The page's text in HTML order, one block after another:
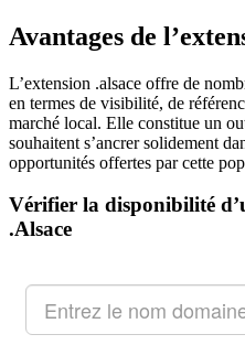
Avantages de
L’extension .alsace offre de
en termes de visibilité, de
marché local. Elle constitue un
souhaitent s’ancrer solidement
opportunités offertes par cette
Vérifier la disponibilité
.Alsace